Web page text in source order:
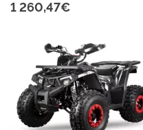
1 260,47€